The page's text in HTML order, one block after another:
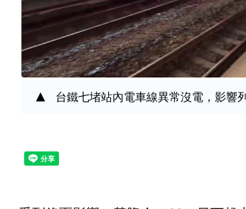
台鐵七堵站內電車線異常沒電，影響